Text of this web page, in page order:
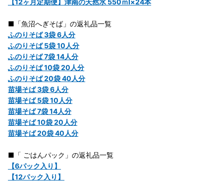
【12ヶ月定期便】津南の天然水 550ｍl×24本
■「魚沼へぎそば」の返礼品一覧
ふのりそば 3袋 6人分
ふのりそば 5袋 10人分
ふのりそば 7袋 14人分
ふのりそば 10袋 20人分
ふのりそば 20袋 40人分
苗場そば 3袋 6人分
苗場そば 5袋 10人分
苗場そば 7袋 14人分
苗場そば 10袋 20人分
苗場そば 20袋 40人分
■「 ごはんパック」の返礼品一覧
【6パック入り】
【12パック入り】